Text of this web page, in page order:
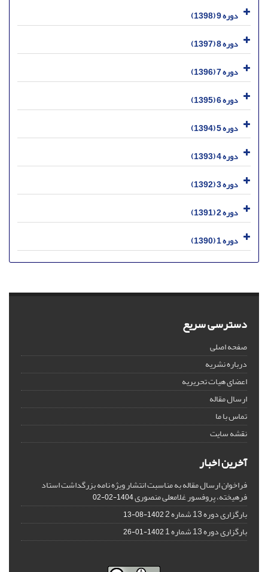
دوره 9 (1398)
دوره 8 (1397)
دوره 7 (1396)
دوره 6 (1395)
دوره 5 (1394)
دوره 4 (1393)
دوره 3 (1392)
دوره 2 (1391)
دوره 1 (1390)
دسترسی سریع
صفحه اصلی
درباره نشریه
اعضای هیات تحریریه
ارسال مقاله
تماس با ما
نقشه سایت
آخرین اخبار
فراخوان ارسال مقاله به مناسبت انتشار ویژه نامه بزرگداشت استاد
فرهیخته، پروفسور غلامعلی منصوری1404-02-02
بارگزاری دوره 13 شماره 2 1402-08-13
بارگزاری دوره 13 شماره 1 1402-01-26